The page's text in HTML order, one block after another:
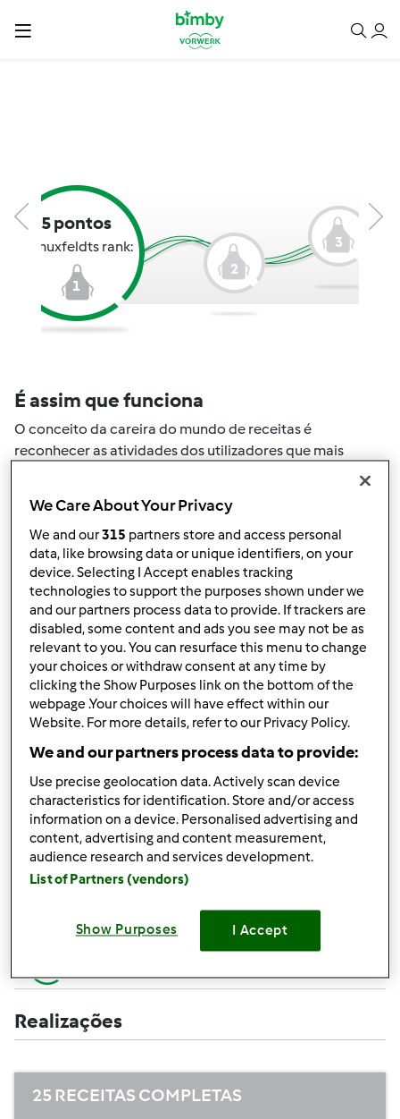
5 pontos
Jumuxfeldts rank:
1
2
3
É assim que funciona
O conceito da careira do mundo de receitas é
reconhecer as atividades dos utilizadores que mais
pontos. Ao atingir um certo numero de pontos, atingirá
automaticamente o próximo nivel de pontos.
Como pode colecionar pontos de
actividade
Ao realizar uma das ações descritas abaixo, pode
colecionar pontos. Estes pontos serão adicionados à sua
carreira pessoal do mundo de receitas. Por favor
verifique a níveis de aventais acima e veja quantos
pontos precisa para atingir o próximo nível.
pontos
Vencedor do passatempo
+10
pontos
Criar uma receita (completa=10 pontos,
apenas campos obrigatórios =5 pontos)
+1
ponto
Avaliar uma receita
Adicionar um amigo
ponto
Realizações
25 RECEITAS COMPLETAS
We Care About Your Privacy
We and our315 partners store and access personal
data, like browsing data or unique identifiers, on your
device. Selecting I Accept enables tracking
technologies to support the purposes shown under we
and our partners process data to provide. If trackers are
disabled, some content and ads you see may not be as
relevant to you. You can resurface this menu to change
your choices or withdraw consent at any time by
clicking the Show Purposes link on the bottom of the
webpage .Your choices will have effect within our
Website. For more details, refer to our Privacy Policy.
We and our partners process data to provide:
Use precise geolocation data. Actively scan device
characteristics for identification. Store and/or access
information on a device. Personalised advertising and
content, advertising and content measurement,
audience research and services development.
List of Partners (vendors)
Show Purposes I Accept